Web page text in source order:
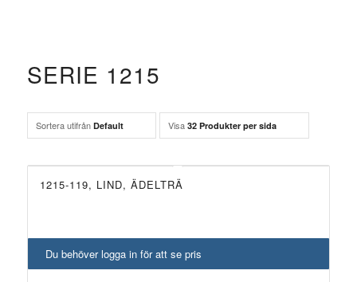
SERIE 1215
Sortera utifrån Default Visa 32 Produkter per sida
1215-119, LIND, ÄDELTRÄ
Du behöver logga in för att se pris